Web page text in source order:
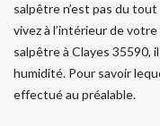
salpêtre n’est pas du
vivez à l’intérieur de
salpêtre à Clayes 35590,
humidité. Pour savoir
effectué au préalable.